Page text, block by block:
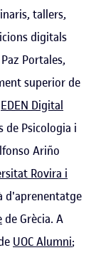
tallers,
digitals
Portales,
superior de
EDEN Digital
de Psicologia i
Ariño
Rovira i
d'aprenentatge
de Grècia. A
UOC Alumni;